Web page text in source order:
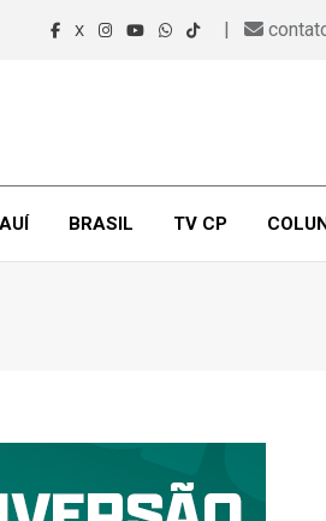
X |
BRASIL TV CP